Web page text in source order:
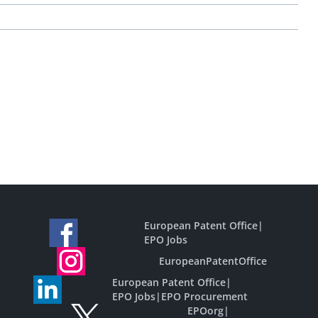
European Patent Office|
EPO Jobs
EuropeanPatentOffice
European Patent Office|
EPO Jobs| EPO Procurement
EPOorg|